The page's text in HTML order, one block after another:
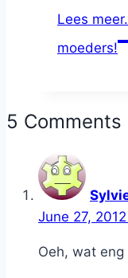
Lees
moeders!
5 Comments
June 27,
Oeh, wat